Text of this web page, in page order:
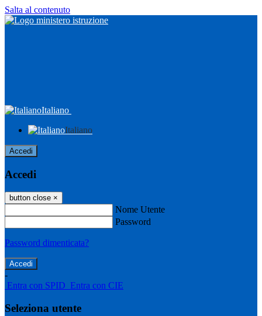
Salta al contenuto
Italiano
Italiano
Accedi
Accedi
button close ×
Nome Utente
Password
Password dimenticata?
-
Entra con SPID Entra con CIE
Seleziona utente